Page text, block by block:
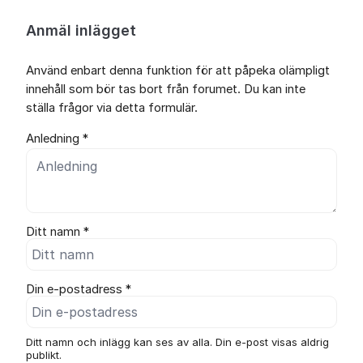
Anmäl inlägget
Använd enbart denna funktion för att påpeka olämpligt
innehåll som bör tas bort från forumet. Du kan inte
ställa frågor via detta formulär.
Anledning *
Ditt namn *
Din e-postadress *
Ditt namn och inlägg kan ses av alla. Din e-post visas aldrig
publikt.